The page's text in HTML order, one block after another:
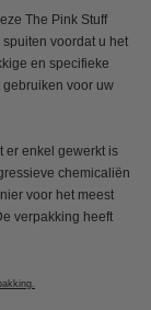
The Pink Stuff
voordat u het
en specifieke
voor uw
er enkel gewerkt is
chemicaliën
voor het meest
verpakking heeft